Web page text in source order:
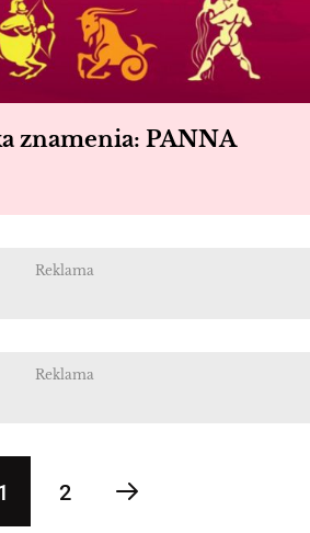
znamenia: PANNA
Reklama
Reklama
2